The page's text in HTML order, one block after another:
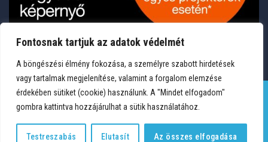
Fontosnak tartjuk az adatok védelmét
A böngészési élmény fokozása, a személyre szabott hirdetések
vagy tartalmak megjelenítése, valamint a forgalom elemzése
érdekében sütiket (cookie) használunk. A "Mindet elfogadom"
gombra kattintva hozzájárulhat a sütik használatához.
Testreszabás Elutasít Az összes elfogadása